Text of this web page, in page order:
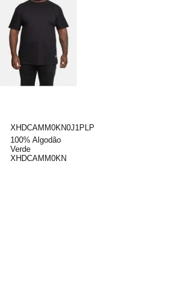
XHDCAMM0KN0J1PLP
100% Algodão
Verde
XHDCAMM0KN